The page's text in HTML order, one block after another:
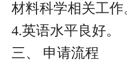
材料科学相关工作
4.英语水平良好。
三、 申请流程